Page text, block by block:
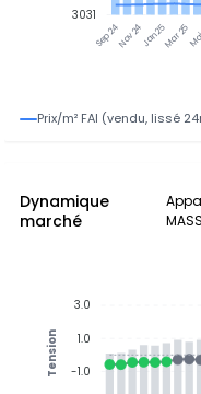
Sep 24Nov 24Jan 25Mar 25
3031
Prix/m² FAI (vendu, lissé
Dynamique
marché
3.0
1.0
-1.0
Tension